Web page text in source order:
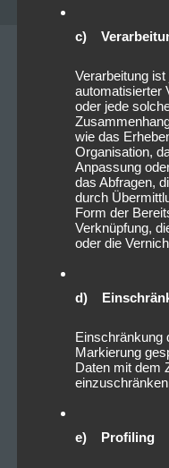
c)
Verarbeitung
automatisierter
oder jede
wie das
Organisation,
Anpassung
das Abfragen,
durch
Form der
Verknüpfung,
oder die
d)
Einschränkung
Markierung
Daten mit dem
e) Profiling